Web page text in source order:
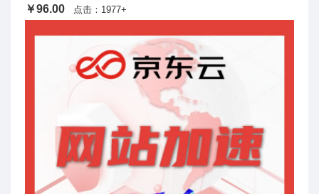
￥96.00
点击：1977+